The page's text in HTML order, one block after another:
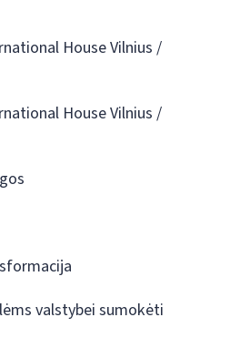
House Vilnius /
House Vilnius /
valstybei sumokėti